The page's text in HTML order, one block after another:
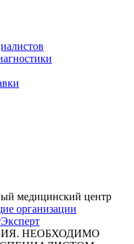
медицинский центр
организации
НЕОБХОДИМО